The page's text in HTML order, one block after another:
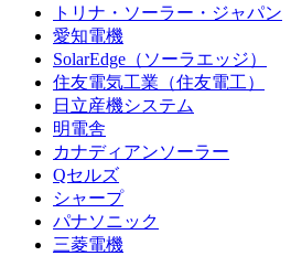
トリナ・ソーラー・ジャパン
愛知電機
SolarEdge（ソーラエッジ）
住友電気工業（住友電工）
日立産機システム
明電舎
カナディアンソーラー
Qセルズ
シャープ
パナソニック
三菱電機